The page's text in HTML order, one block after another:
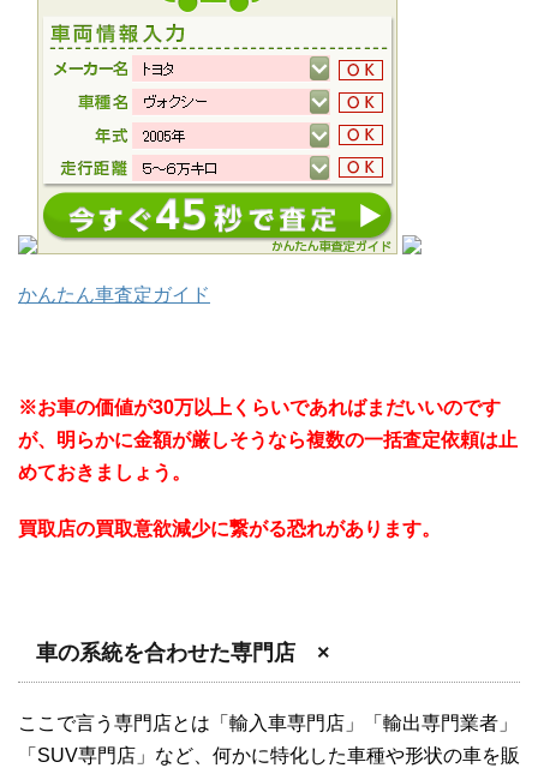
かんたん車査定ガイド
※お車の価値が30万以上くらいであればまだいいのです
が、明らかに金額が厳しそうなら複数の一括査定依頼は止
めておきましょう。
買取店の買取意欲減少に繋がる恐れがあります。
車の系統を合わせた専門店 ×
ここで言う専門店とは「輸入車専門店」「輸出専門業者」
「SUV専門店」など、何かに特化した車種や形状の車を販